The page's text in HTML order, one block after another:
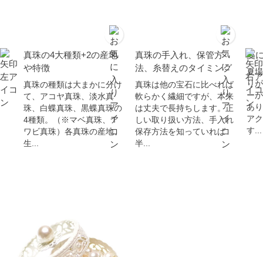
真珠の4大種類+2の産地
や特徴
真珠の種類は大まかに分け
て、アコヤ真珠、淡水真
珠、白蝶真珠、黒蝶真珠の
4種類。（※マベ真珠、ア
ワビ真珠）各真珠の産地、
生...
真珠の手入れ、保管方
法、糸替えのタイミング
真珠は他の宝石に比べれば
軟らかく繊細ですが、本来
は丈夫で長持ちします。正
しい取り扱い方法、手入れ
保存方法を知っていれば
半...
夏
夏
り
ー
あ
ア
す...